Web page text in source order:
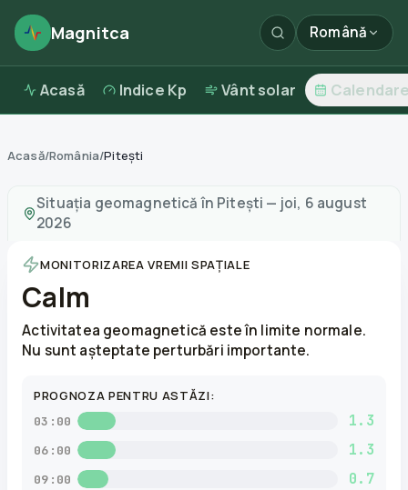
Magnitca Română
Acasă Indice Kp Vânt solar
Acasă/România/Pitești
Situația geomagnetică în Pitești — joi, 6 august
2026
MONITORIZAREA VREMII SPAȚIALE
Calm
Activitatea geomagnetică este în limite normale.
Nu sunt așteptate perturbări importante.
PROGNOZA PENTRU ASTĂZI:
03:00 1.3
06:00 1.3
09:00 0.7